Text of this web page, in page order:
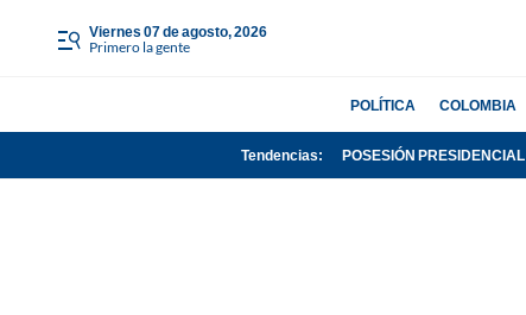
viernes 07 de agosto, 2026
Primero la gente
POLÍTICA COLOMBIA
Tendencias: POSESIÓN PRESIDENCIAL